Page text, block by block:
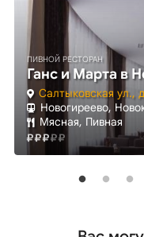
ПИВНОЙ РЕСТОРАН
Ганс и Марта в
Салтыковская ул.,
Новогиреево,
Мясная, Пивная